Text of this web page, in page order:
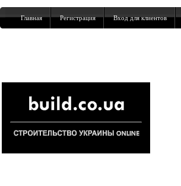
Главная Регистрация Вход для клиентов